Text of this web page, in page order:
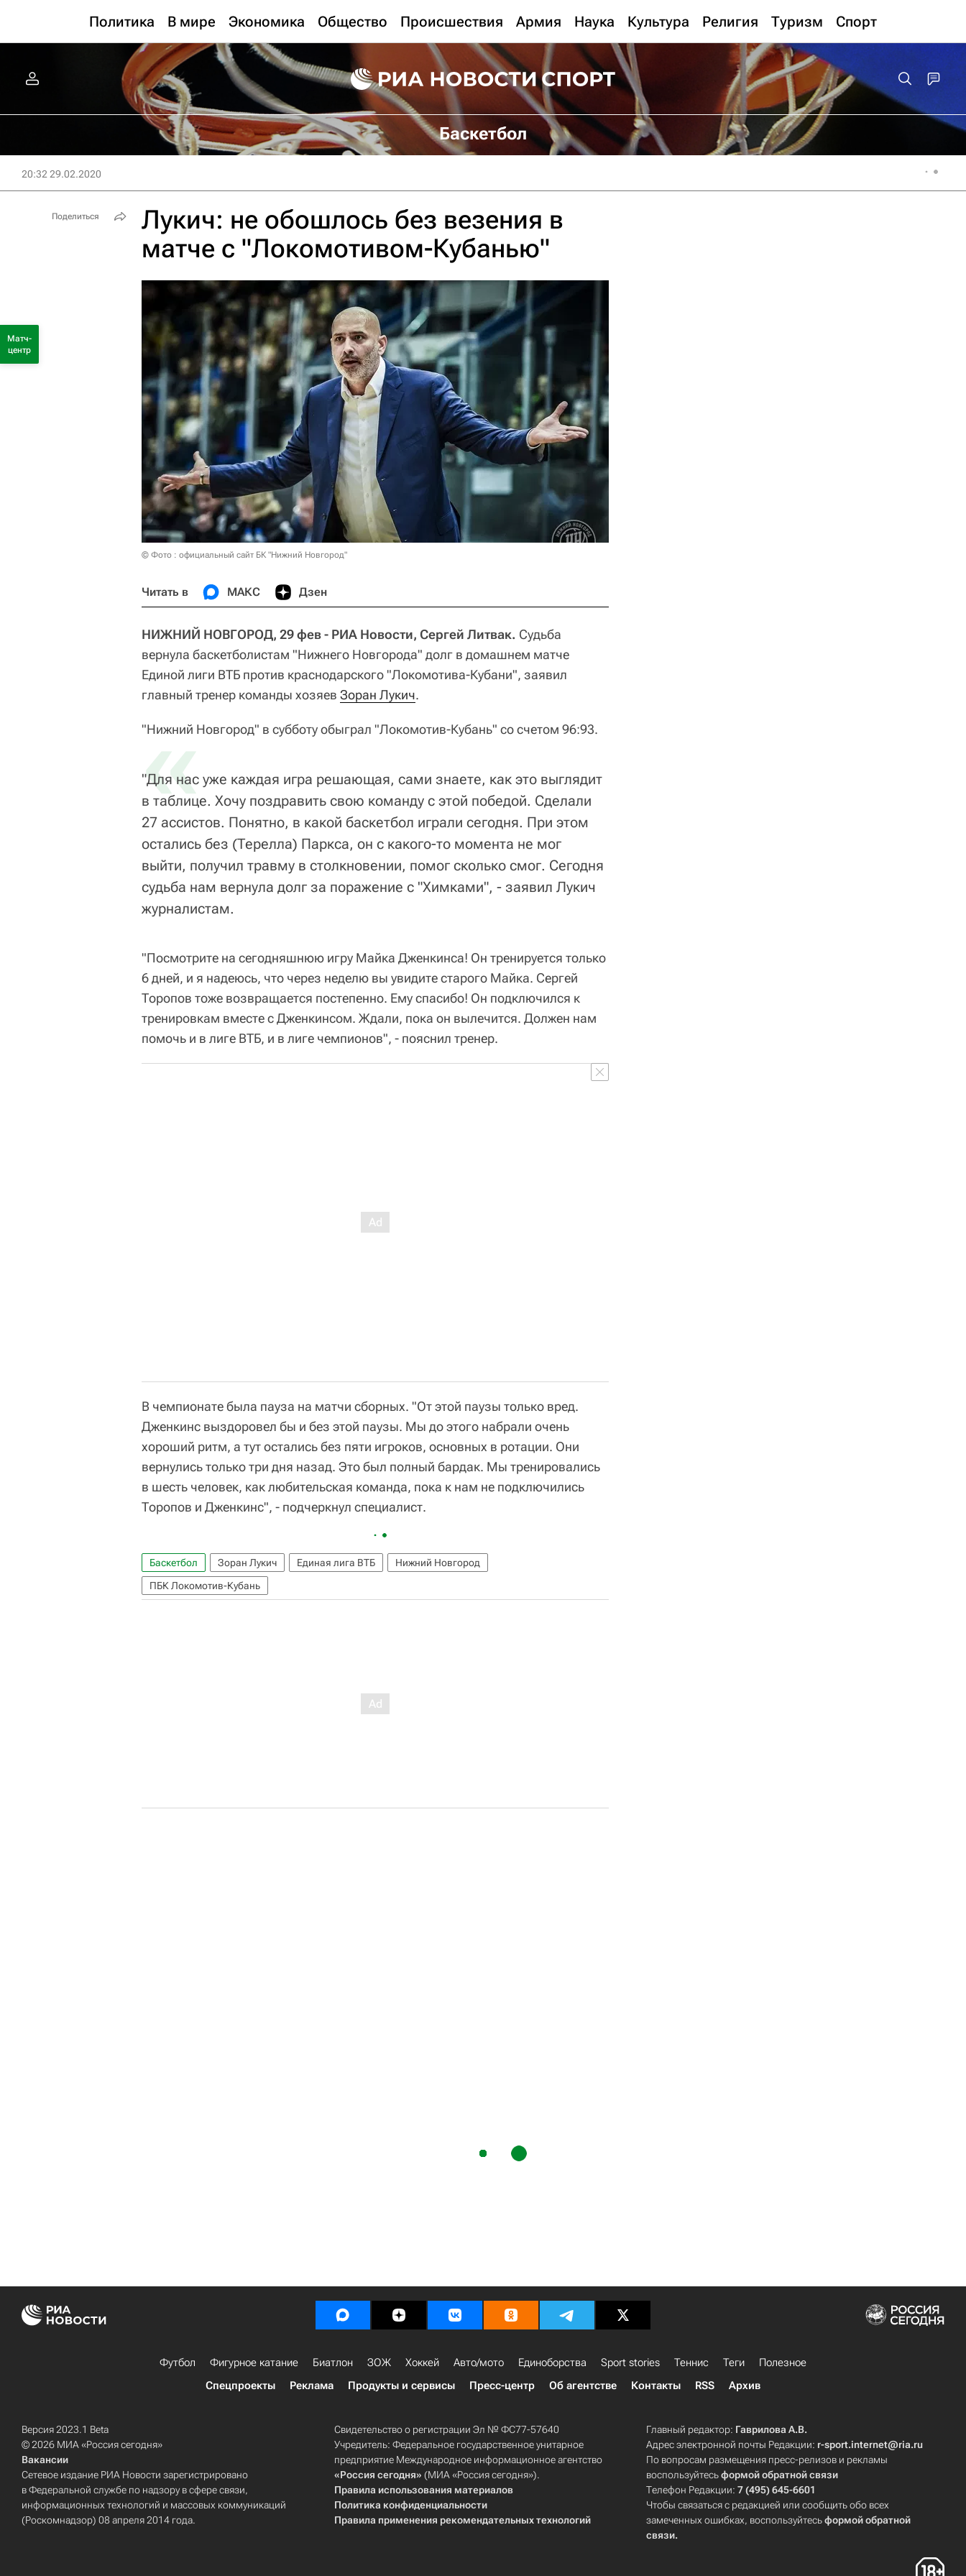
Политика В мире Экономика Общество Происшествия Армия Наука Культура Религия Туризм Спорт
Баскетбол
20:32 29.02.2020
Лукич: не обошлось без везения в
матче с "Локомотивом-Кубанью"
© Фото : официальный сайт БК "Нижний Новгород"
Читать в МАКС Дзен
НИЖНИЙ НОВГОРОД, 29 фев - РИА Новости, Сергей Литвак. Судьба
вернула баскетболистам "Нижнего Новгорода" долг в домашнем матче
Единой лиги ВТБ против краснодарского "Локомотива-Кубани", заявил
главный тренер команды хозяев Зоран Лукич.
"Нижний Новгород" в субботу обыграл "Локомотив-Кубань" со счетом 96:93.
«
"Для нас уже каждая игра решающая, сами знаете, как это выглядит
в таблице. Хочу поздравить свою команду с этой победой. Сделали
27 ассистов. Понятно, в какой баскетбол играли сегодня. При этом
остались без (Терелла) Паркса, он с какого-то момента не мог
выйти, получил травму в столкновении, помог сколько смог. Сегодня
судьба нам вернула долг за поражение с "Химками", - заявил Лукич
журналистам.
"Посмотрите на сегодняшнюю игру Майка Дженкинса! Он тренируется только
6 дней, и я надеюсь, что через неделю вы увидите старого Майка. Сергей
Торопов тоже возвращается постепенно. Ему спасибо! Он подключился к
тренировкам вместе с Дженкинсом. Ждали, пока он вылечится. Должен нам
помочь и в лиге ВТБ, и в лиге чемпионов", - пояснил тренер.
В чемпионате была пауза на матчи сборных. "От этой паузы только вред.
Дженкинс выздоровел бы и без этой паузы. Мы до этого набрали очень
хороший ритм, а тут остались без пяти игроков, основных в ротации. Они
вернулись только три дня назад. Это был полный бардак. Мы тренировались
в шесть человек, как любительская команда, пока к нам не подключились
Торопов и Дженкинс", - подчеркнул специалист.
Баскетбол Зоран Лукич Единая лига ВТБ
Нижний Новгород
ПБК Локомотив-Кубань
Поделиться
Матч-
центр
Футбол Фигурное катание Биатлон ЗОЖ Хоккей Авто/мото Единоборства Sport stories Теннис Теги
Полезное
Спецпроекты
Реклама Продукты и сервисы Пресс-центр Об агентстве Контакты RSS Архив
Версия 2023.1 Beta
© 2026 МИА «Россия сегодня»
Вакансии
Сетевое издание РИА Новости зарегистрировано
в Федеральной службе по надзору в сфере связи,
информационных технологий и массовых коммуникаций
(Роскомнадзор) 08 апреля 2014 года.
Свидетельство о регистрации Эл № ФС77-57640
Учредитель: Федеральное государственное унитарное
предприятие Международное информационное агентство
«Россия сегодня» (МИА «Россия сегодня»).
Правила использования материалов
Политика конфиденциальности
Правила применения рекомендательных технологий
Главный редактор: Гаврилова А.В.
Адрес электронной почты Редакции: r-sport.internet@ria.ru
По вопросам размещения пресс-релизов и рекламы
воспользуйтесьформой обратной связи
Телефон Редакции:7 (495) 645-6601
Чтобы связаться с редакцией или сообщить обо всех
замеченных ошибках, воспользуйтесьформой обратной
связи.